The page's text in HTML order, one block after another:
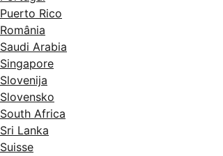
Puerto Rico
România
Saudi Arabia
Singapore
Slovenija
Slovensko
South Africa
Sri Lanka
Suisse